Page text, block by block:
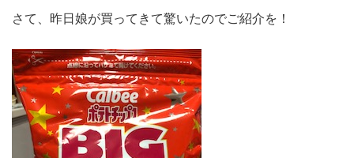
さて、昨日娘が買ってきて驚いたのでご紹介を！